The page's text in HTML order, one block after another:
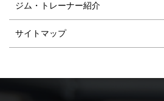
ジム・トレーナー紹介
サイトマップ